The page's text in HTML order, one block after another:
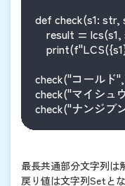
def check(s1: str,
result = lcs(s1,
check("コールド
check("マイシュ
check("ナンジブ
最長共通部分文字列は
戻り値は文字列Setとな